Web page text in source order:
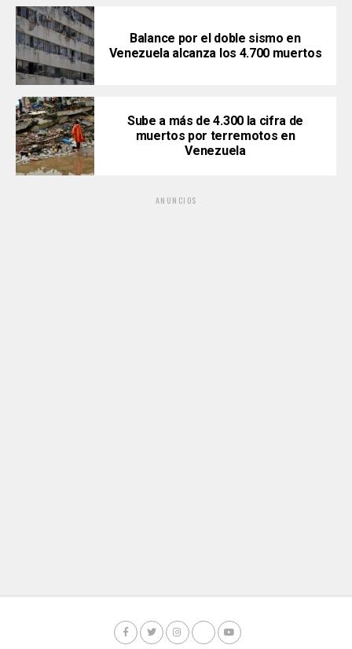
Balance por el doble sismo en
Venezuela alcanza los 4.700 muertos
Sube a más de 4.300 la cifra de
muertos por terremotos en
Venezuela
ANUNCIOS